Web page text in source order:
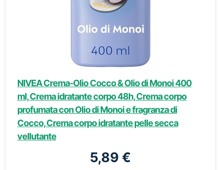
NIVEA Crema-Olio Cocco & Olio di Monoi 400
ml, Crema idratante corpo 48h, Crema corpo
profumata con Olio di Monoi e fragranza di
Cocco, Crema corpo idratante pelle secca
vellutante
5,89 €